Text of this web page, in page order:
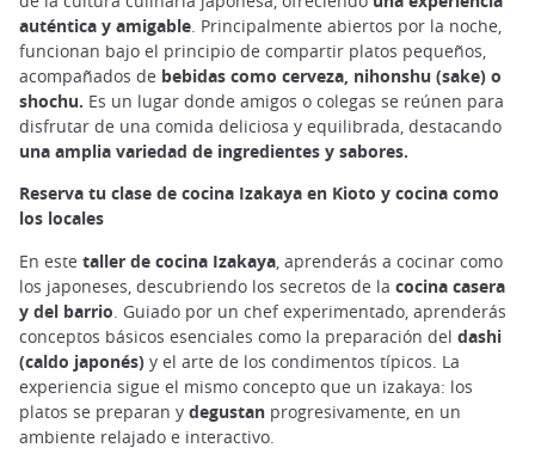
auténtica y amigable. Principalmente abiertos por la noche,
funcionan bajo el principio de compartir platos pequeños,
acompañados de bebidas como cerveza, nihonshu (sake) o
shochu. Es un lugar donde amigos o colegas se reúnen para
disfrutar de una comida deliciosa y equilibrada, destacando
una amplia variedad de ingredientes y sabores.
Reserva tu clase de cocina Izakaya en Kioto y cocina como
los locales
En este taller de cocina Izakaya , aprenderás a cocinar como
los japoneses, descubriendo los secretos de la cocina casera
y del barrio . Guiado por un chef experimentado, aprenderás
conceptos básicos esenciales como la preparación del dashi
(caldo japonés) y el arte de los condimentos típicos. La
experiencia sigue el mismo concepto que un izakaya: los
platos se preparan y degustan progresivamente, en un
ambiente relajado e interactivo.